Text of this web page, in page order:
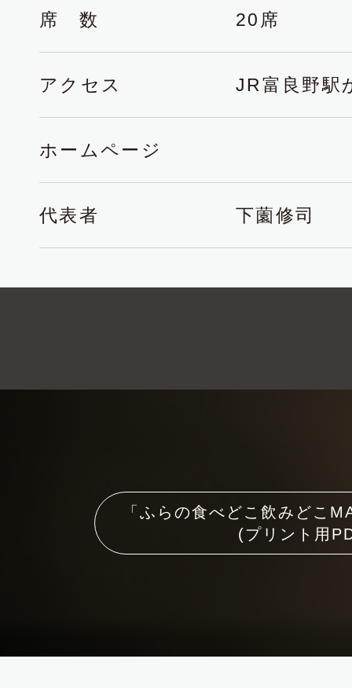
席 数 20席
アクセス JR富良野駅
ホームページ
代表者 下薗修司
「ふらの食べどこ飲みどこ
(プリント用